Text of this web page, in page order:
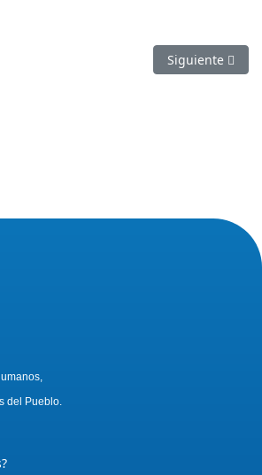
meses sin poder sepultar a mi hijo
Artículo
Siguiente
del Pueblo.